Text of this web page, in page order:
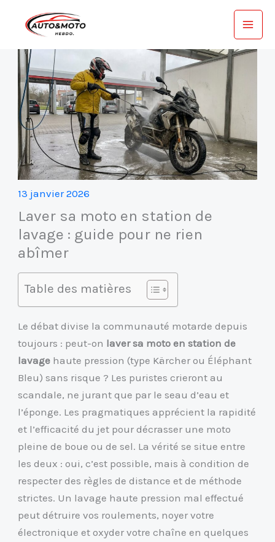
13 janvier 2026
Laver sa moto en station de
lavage : guide pour ne rien
abîmer
Table des matières
Le débat divise la communauté motarde depuis
toujours : peut-on laver sa moto en station de
lavage haute pression (type Kärcher ou Éléphant
Bleu) sans risque ? Les puristes crieront au
scandale, ne jurant que par le seau d’eau et
l’éponge. Les pragmatiques apprécient la rapidité
et l’efficacité du jet pour décrasser une moto
pleine de boue ou de sel. La vérité se situe entre
les deux : oui, c’est possible, mais à condition de
respecter des règles de distance et de méthode
strictes. Un lavage haute pression mal effectué
peut détruire vos roulements, noyer votre
électronique et oxyder votre chaîne en quelques